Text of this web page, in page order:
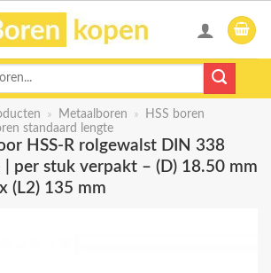
» Metaalboren »
HSS boren
standaard lengte
HSS-R rolgewalst DIN 338
per stuk verpakt – (D) 18.50 mm
(L2) 135 mm